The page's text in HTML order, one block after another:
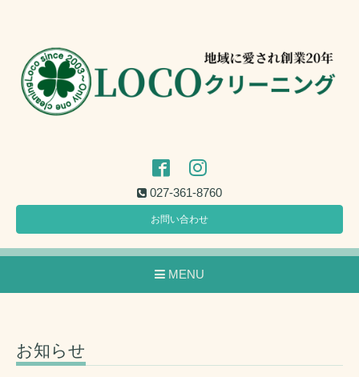
027-361-8760
お問い合わせ
MENU
お知らせ